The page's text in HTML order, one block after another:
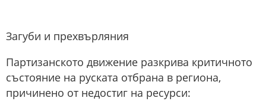
Загуби и прехвърляния
Партизанското движение разкрива критичното
състояние на руската отбрана в региона,
причинено от недостиг на ресурси: